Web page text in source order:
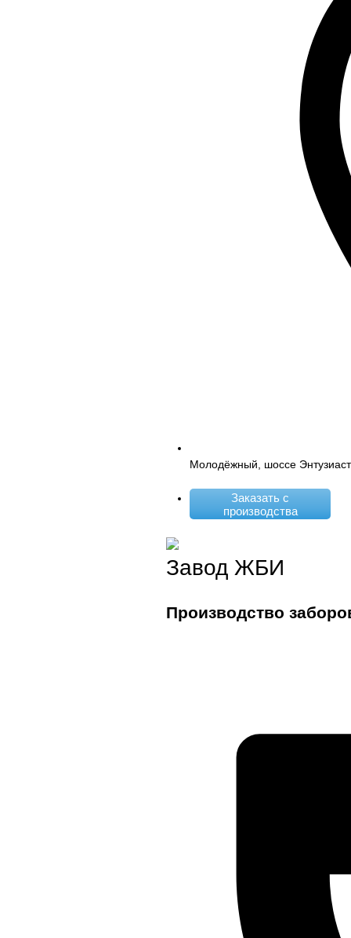
Молодёжный, шоссе
Заказать с
производства
Завод ЖБИ
Производство